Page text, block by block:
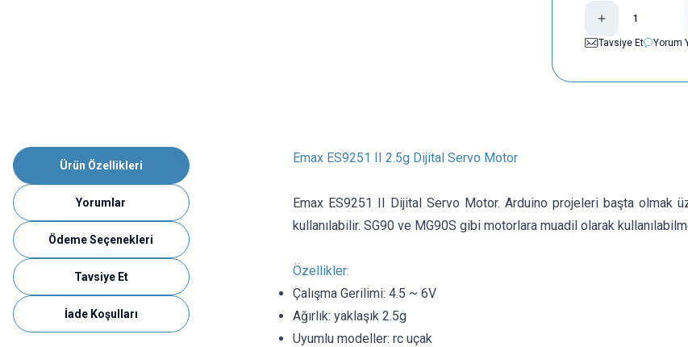
Tavsiye Et
Yorum
Ürün Özellikleri
Yorumlar
Ödeme Seçenekleri
Tavsiye Et
İade Koşulları
Emax ES9251 II 2.5g Dijital Servo Motor
Emax ES9251 II Dijital Servo Motor. Arduino projeleri başta olmak
kullanılabilir. SG90 ve MG90S gibi motorlara muadil olarak
Özellikler:
Çalışma Gerilimi: 4.5 ~ 6V
Ağırlık: yaklaşık 2.5g
Uyumlu modeller: rc uçak